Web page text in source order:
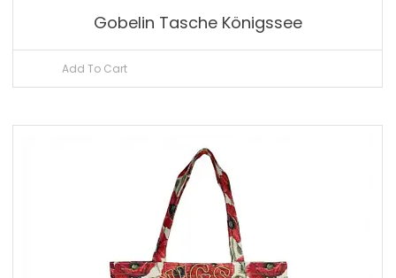
Gobelin Tasche Königssee
Add To Cart